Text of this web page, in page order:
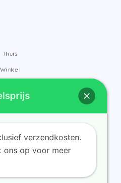
Thuis
Winkel
Blog
verzendkosten.
ons op voor meer